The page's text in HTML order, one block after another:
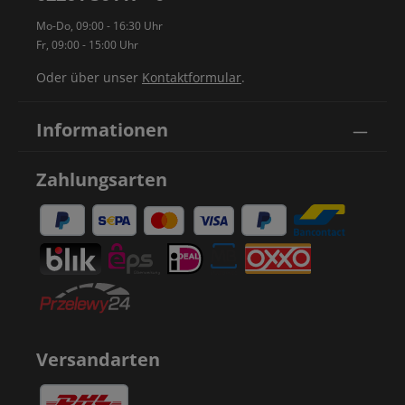
Mo-Do, 09:00 - 16:30 Uhr
Fr, 09:00 - 15:00 Uhr
Oder über unser Kontaktformular.
Informationen
Zahlungsarten
Versandarten